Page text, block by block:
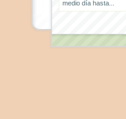
medio día hasta...